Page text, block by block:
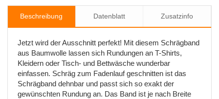
Beschreibung Datenblatt Zusatzinfo
Jetzt wird der Ausschnitt perfekt! Mit diesem Schrägband
aus Baumwolle lassen sich Rundungen an T-Shirts,
Kleidern oder Tisch- und Bettwäsche wunderbar
einfassen. Schräg zum Fadenlauf geschnitten ist das
Schrägband dehnbar und passt sich so exakt der
gewünschten Rundung an. Das Band ist je nach Breite